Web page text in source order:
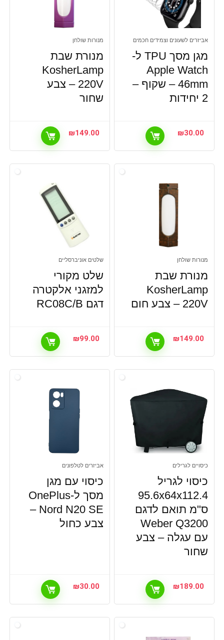
אביזרים לשעונים וצמידים חכמים
מגן מסך TPU ל-
Apple Watch
46mm – שקוף –
2 יחידות
₪30.00
מנורות שולחן
מנורת שבת
KosherLamp
220V – צבע
שחור
₪149.00
מנורות שולחן
מנורת שבת
KosherLamp
220V – צבע חום
₪149.00
שלטים אוניברסליים
שלט מקורי
למזגני אלקטרה
דגם RC08C/B
₪99.00
כיסויים לגרילים
כיסוי לגריל
95.6x64x112.4
ס"מ תואם לדגם
Weber Q3200
עם עגלה – צבע
שחור
₪189.00
אביזרים לטלפונים
כיסוי עם מגן
מסך ל-OnePlus
Nord N20 SE –
צבע כחול
₪30.00